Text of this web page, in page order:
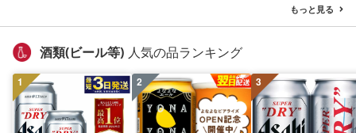
もっと見る
酒類(ビール等) 人気の品ランキング
1 2 3